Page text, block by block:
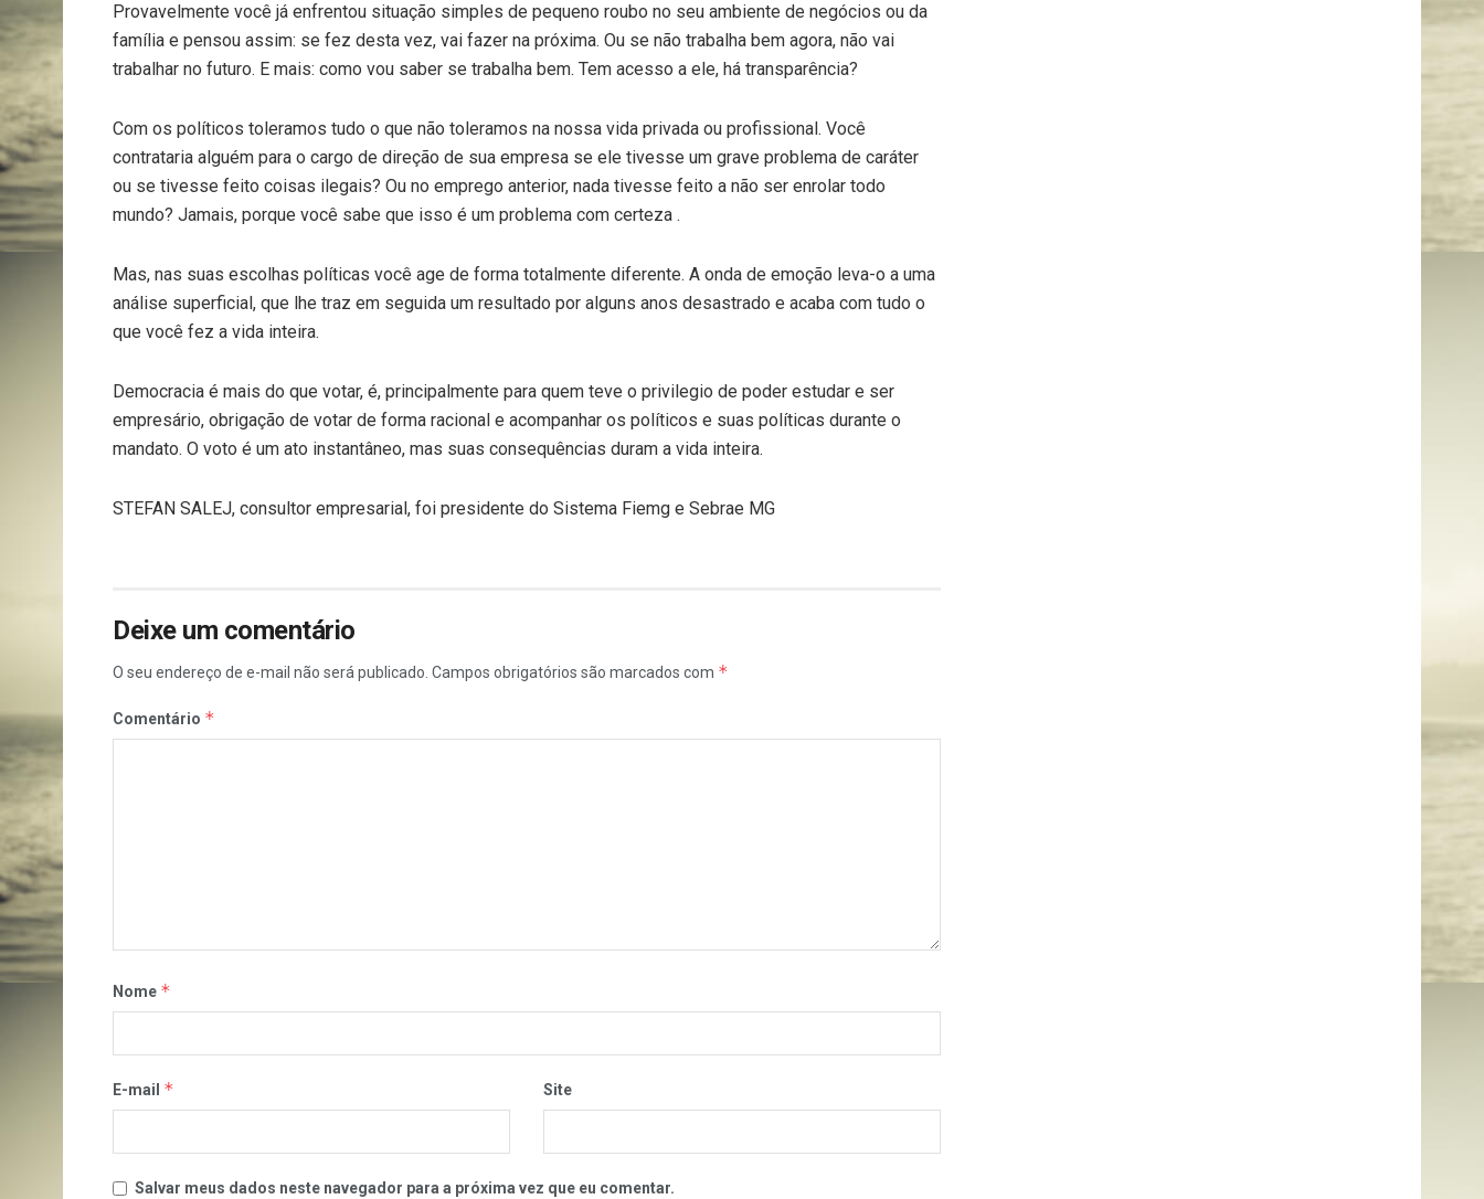
Provavelmente você já enfrentou situação simples de pequeno roubo no seu ambiente de negócios ou da
família e pensou assim: se fez desta vez, vai fazer na próxima. Ou se não trabalha bem agora, não vai
trabalhar no futuro. E mais: como vou saber se trabalha bem. Tem acesso a ele, há transparência?
Com os políticos toleramos tudo o que não toleramos na nossa vida privada ou profissional. Você
contrataria alguém para o cargo de direção de sua empresa se ele tivesse um grave problema de caráter
ou se tivesse feito coisas ilegais? Ou no emprego anterior, nada tivesse feito a não ser enrolar todo
mundo? Jamais, porque você sabe que isso é um problema com certeza .
Mas, nas suas escolhas políticas você age de forma totalmente diferente. A onda de emoção leva-o a uma
análise superficial, que lhe traz em seguida um resultado por alguns anos desastrado e acaba com tudo o
que você fez a vida inteira.
Democracia é mais do que votar, é, principalmente para quem teve o privilegio de poder estudar e ser
empresário, obrigação de votar de forma racional e acompanhar os políticos e suas políticas durante o
mandato. O voto é um ato instantâneo, mas suas consequências duram a vida inteira.
STEFAN SALEJ, consultor empresarial, foi presidente do Sistema Fiemg e Sebrae MG
Deixe um comentário
O seu endereço de e-mail não será publicado. Campos obrigatórios são marcados com *
Comentário *
Nome *
E-mail * Site
Salvar meus dados neste navegador para a próxima vez que eu comentar.